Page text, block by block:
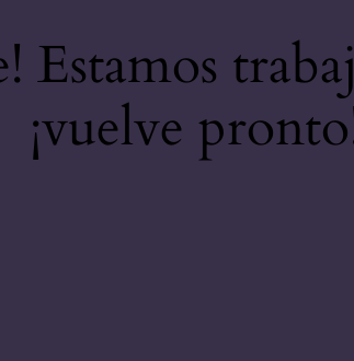
Estamos
¡vuelve